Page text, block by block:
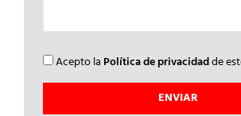
Acepto la Política de privacidadde